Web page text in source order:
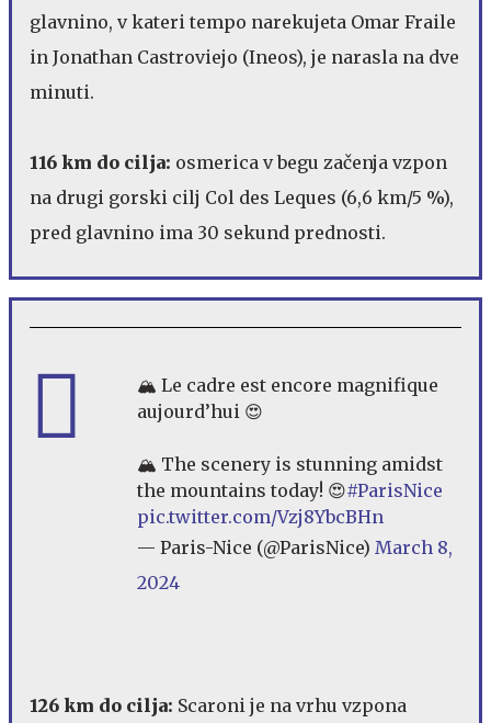
glavnino, v kateri tempo narekujeta Omar Fraile
in Jonathan Castroviejo (Ineos), je narasla na dve
minuti.
116 km do cilja: osmerica v begu začenja vzpon
na drugi gorski cilj Col des Leques (6,6 km/5 %),
pred glavnino ima 30 sekund prednosti.
🏔️ Le cadre est encore magnifique
aujourd’hui 😍
🏔️ The scenery is stunning amidst
the mountains today! 😍#ParisNice
pic.twitter.com/Vzj8YbcBHn
— Paris-Nice (@ParisNice) March 8,
2024
126 km do cilja: Scaroni je na vrhu vzpona